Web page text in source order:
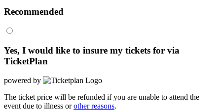
Recommended
Yes, I would like to insure my tickets for via
TicketPlan
powered by
The ticket price will be refunded if you are unable to attend the
event due to illness orother reasons.